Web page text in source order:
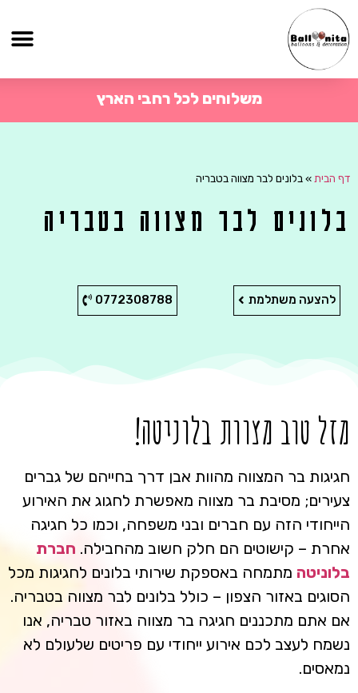
משלוחים לכל רחבי הארץ
דף הבית»בלונים לבר מצווה בטבריה
בלונים לבר מצווה בטבריה
להצעה משתלמת 0772308788
מזל טוב מצוות בלוניטה!
חגיגות בר המצווה מהוות אבן דרך בחייהם של גברים
צעירים; מסיבת בר מצווה מאפשרת לחגוג את האירוע
הייחודי הזה עם חברים ובני משפחה, וכמו כל חגיגה
אחרת – קישוטים הם חלק חשוב מהחבילה. חברת
בלוניטה מתמחה באספקת שירותי בלונים לחגיגות מכל
הסוגים באזור הצפון – כולל בלונים לבר מצווה בטבריה.
אם אתם מתכננים חגיגה בר מצווה באזור טבריה, אנו
נשמח לעצב לכם אירוע ייחודי עם פריטים שלעולם לא
נמאסים.